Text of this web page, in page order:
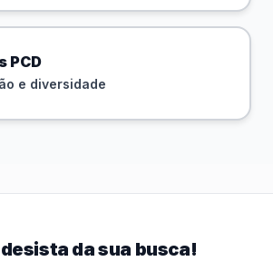
PCD
e diversidade
da sua busca!